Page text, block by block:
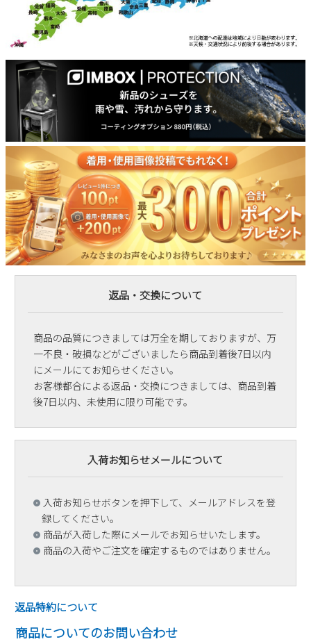
返品・交換について
商品の品質につきましては万全を期しておりますが、万
一不良・破損などがございましたら商品到着後7日以内
にメールにてお知らせください。
お客様都合による返品・交換につきましては、商品到着
後7日以内、未使用に限り可能です。
入荷お知らせメールについて
入荷お知らせボタンを押下して、メールアドレスを登
録してください。
商品が入荷した際にメールでお知らせいたします。
商品の入荷やご注文を確定するものではありません。
返品特約について
商品についてのお問い合わせ